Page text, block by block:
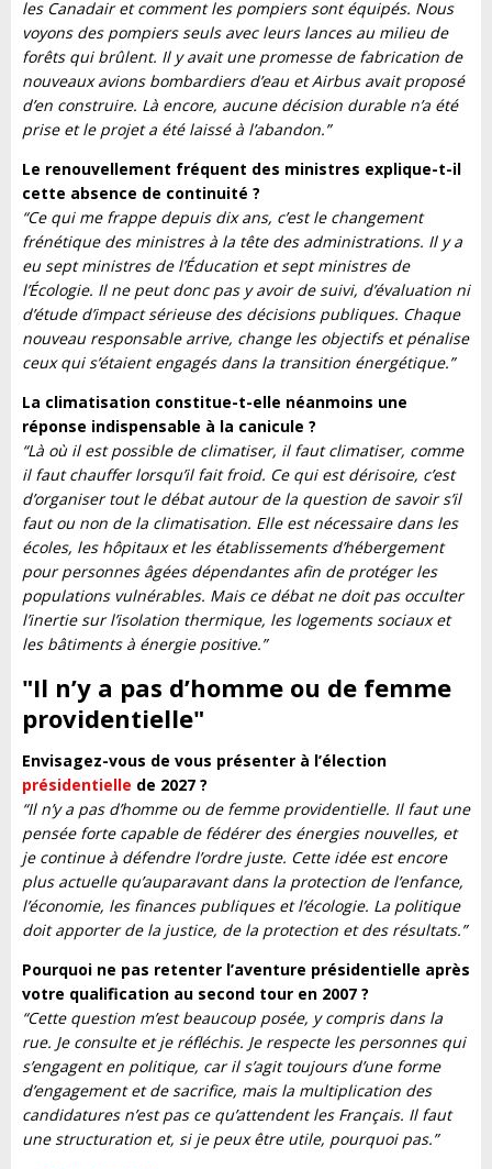
les Canadair et comment les pompiers sont équipés. Nous
voyons des pompiers seuls avec leurs lances au milieu de
forêts qui brûlent. Il y avait une promesse de fabrication de
nouveaux avions bombardiers d’eau et Airbus avait proposé
d’en construire. Là encore, aucune décision durable n’a été
prise et le projet a été laissé à l’abandon.”
Le renouvellement fréquent des ministres explique-t-il
cette absence de continuité ?
“Ce qui me frappe depuis dix ans, c’est le changement
frénétique des ministres à la tête des administrations. Il y a
eu sept ministres de l’Éducation et sept ministres de
l’Écologie. Il ne peut donc pas y avoir de suivi, d’évaluation ni
d’étude d’impact sérieuse des décisions publiques. Chaque
nouveau responsable arrive, change les objectifs et pénalise
ceux qui s’étaient engagés dans la transition énergétique.”
La climatisation constitue-t-elle néanmoins une
réponse indispensable à la canicule ?
“Là où il est possible de climatiser, il faut climatiser, comme
il faut chauffer lorsqu’il fait froid. Ce qui est dérisoire, c’est
d’organiser tout le débat autour de la question de savoir s’il
faut ou non de la climatisation. Elle est nécessaire dans les
écoles, les hôpitaux et les établissements d’hébergement
pour personnes âgées dépendantes afin de protéger les
populations vulnérables. Mais ce débat ne doit pas occulter
l’inertie sur l’isolation thermique, les logements sociaux et
les bâtiments à énergie positive.”
"Il n’y a pas d’homme ou de femme
providentielle"
Envisagez-vous de vous présenter à l’élection
présidentielle de 2027 ?
“Il n’y a pas d’homme ou de femme providentielle. Il faut une
pensée forte capable de fédérer des énergies nouvelles, et
je continue à défendre l’ordre juste. Cette idée est encore
plus actuelle qu’auparavant dans la protection de l’enfance,
l’économie, les finances publiques et l’écologie. La politique
doit apporter de la justice, de la protection et des résultats.”
Pourquoi ne pas retenter l’aventure présidentielle après
votre qualification au second tour en 2007 ?
“Cette question m’est beaucoup posée, y compris dans la
rue. Je consulte et je réfléchis. Je respecte les personnes qui
s’engagent en politique, car il s’agit toujours d’une forme
d’engagement et de sacrifice, mais la multiplication des
candidatures n’est pas ce qu’attendent les Français. Il faut
une structuration et, si je peux être utile, pourquoi pas.”